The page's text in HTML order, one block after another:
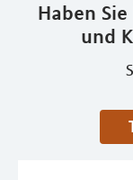
Haben
und